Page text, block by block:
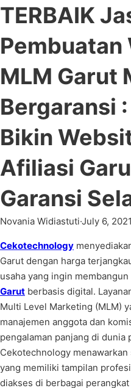
TERBAIK
Pembuatan
MLM Garut
Bergaransi
Bikin
Afiliasi
Garansi
Novania Widiastuti·July 6, 2021
Cekotechnology
Garut dengan harga
usaha yang ingin
Garut berbasis digital.
Multi Level Marketing (MLM)
manajemen anggota dan
pengalaman panjang di
Cekotechnology
yang memiliki tampilan
diakses di berbagai perangkat